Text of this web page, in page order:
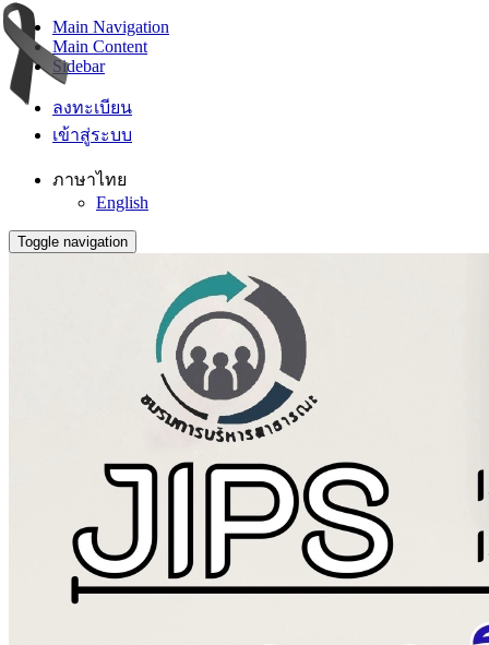
Main Navigation
Main Content
Sidebar
ลงทะเบียน
เข้าสู่ระบบ
ภาษาไทย
English
Toggle navigation